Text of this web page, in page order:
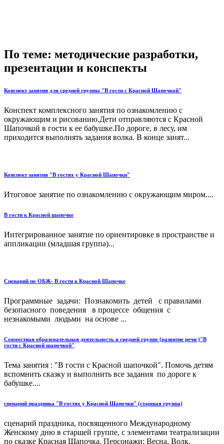
По теме: методические разработки,
презентации и конспекты
Конспект занятия для средней группы "В гости с Красной Шапочкой"
Конспект комплексного занятия по ознакомлению с
окружающим и рисованию.Дети отправляются с Красной
Шапочкой в гости к ее бабушке.По дороге, в лесу, им
приходится выполнять задания волка. В конце занят...
Конспект занятия "В гостях у Красной Шапочки"
Итоговое занятие по ознакомлению с окружающим миром....
В гости к Красной шапочке
Интегрированное занятие по ориентировке в пространстве и
аппликации (младшая группа)...
Сценарий по ОБЖ- В гости к Красной Шапочке
Программные задачи: Познакомить детей с правилами
безопасного поведения в процессе общения с
незнакомыми людьми на основе ...
Совместная образовательная деятельность в средней группе (развитие речи )"В
гости с Красной шапочкой"
Тема занятия : "В гости с Красной шапочкой". Помочь детям
вспомнить сказку и выполнить все задания по дороге к
бабушке....
сценарий праздника "В гостях у Красной Шапочки" (старшая группа)
сценарий праздника, посвященного Международному
Женскому дню в старшей группе, с элементами театрализации
по сказке Красная Шапочка. Персонажи: Весна, Волк,